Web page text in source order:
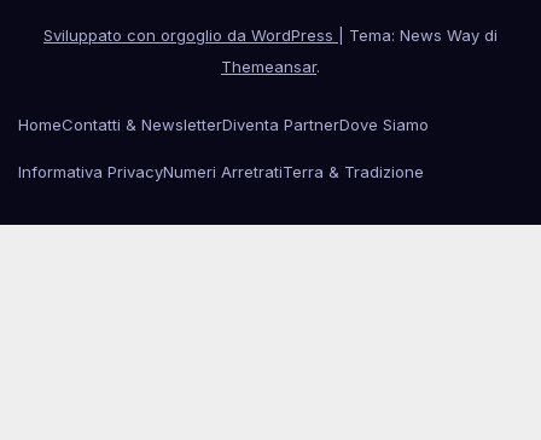
Sviluppato con orgoglio da WordPress
Tema: News Way di
Themeansar.
HomeContatti & NewsletterDiventa PartnerDove Siamo
Informativa PrivacyNumeri ArretratiTerra & Tradizione